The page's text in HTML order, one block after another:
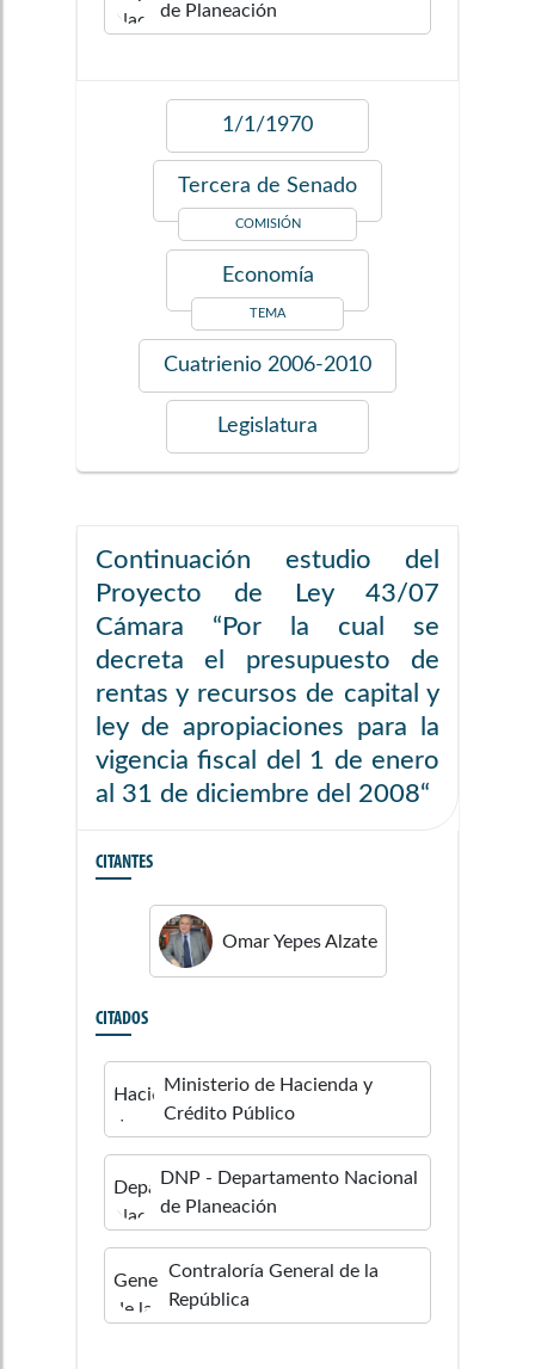
de Planeación
1/1/1970
Tercera de Senado
COMISIÓN
Economía
TEMA
Cuatrienio 2006-2010
Legislatura
Continuación estudio del
Proyecto de Ley 43/07
Cámara “Por la cual se
decreta el presupuesto de
rentas y recursos de capital y
ley de apropiaciones para la
vigencia fiscal del 1 de enero
al 31 de diciembre del 2008“
CITANTES
Omar Yepes Alzate
CITADOS
Ministerio de Hacienda y
Crédito Público
DNP - Departamento Nacional
de Planeación
Contraloría General de la
República